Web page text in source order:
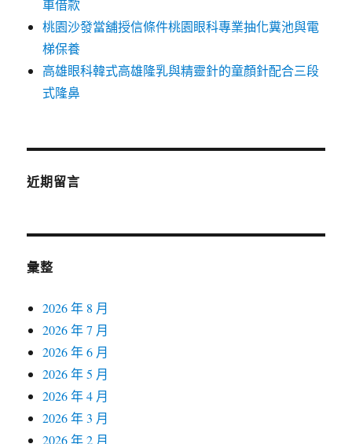
車借款
桃園沙發當舖授信條件桃園眼科專業抽化糞池與電
梯保養
高雄眼科韓式高雄隆乳與精靈針的童顏針配合三段
式隆鼻
近期留言
彙整
2026 年 8 月
2026 年 7 月
2026 年 6 月
2026 年 5 月
2026 年 4 月
2026 年 3 月
2026 年 2 月